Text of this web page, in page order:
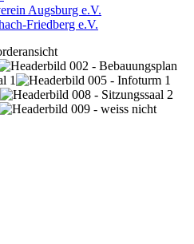
Augsburg e.V.
Friedberg e.V.